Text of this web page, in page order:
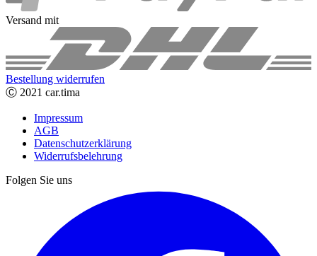
Versand mit
Bestellung widerrufen
Ⓒ 2021 car.tima
Impressum
AGB
Datenschutzerklärung
Widerrufsbelehrung
Folgen Sie uns